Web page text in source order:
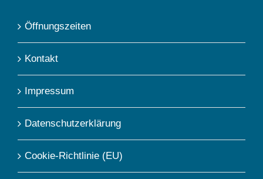
Öffnungszeiten
Kontakt
Impressum
Datenschutzerklärung
Cookie-Richtlinie (EU)